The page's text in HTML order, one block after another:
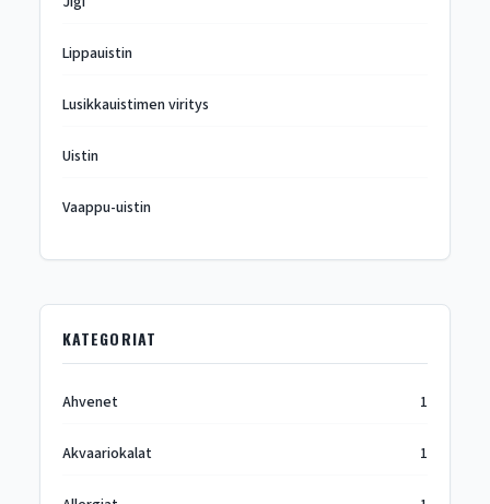
Lippauistin
Lusikkauistimen viritys
Uistin
Vaappu-uistin
KATEGORIAT
Ahvenet 1
Akvaariokalat 1